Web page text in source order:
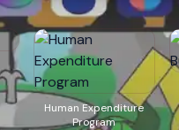
Human Expenditure
Program